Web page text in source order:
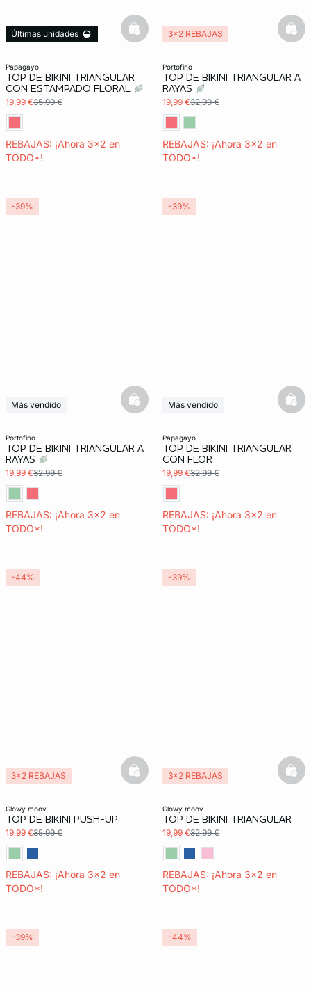
papagayo
TOP DE BIKINI TRIANGULAR
CON ESTAMPADO FLORAL
19,99 €35,99 €
REBAJAS: ¡Ahora 3x2 en
TODO*!
Últimas unidades
basketfull
portofino
TOP DE BIKINI TRIANGULAR A
RAYAS
19,99 €32,99 €
REBAJAS: ¡Ahora 3x2 en
TODO*!
3x2 REBAJAS
portofino
TOP DE BIKINI TRIANGULAR A
RAYAS
19,99 €32,99 €
REBAJAS: ¡Ahora 3x2 en
TODO*!
Más vendido
3x2 REBAJAS
Exclu Web
basketfull
-39%
papagayo
TOP DE BIKINI TRIANGULAR
CON FLOR
19,99 €32,99 €
REBAJAS: ¡Ahora 3x2 en
TODO*!
Más vendido
-39%
glowy moov
TOP DE BIKINI PUSH-UP
19,99 €35,99 €
REBAJAS: ¡Ahora 3x2 en
TODO*!
3x2 REBAJAS basketfull
-44%
glowy moov
TOP DE BIKINI TRIANGULAR
19,99 €32,99 €
REBAJAS: ¡Ahora 3x2 en
TODO*!
3x2 REBAJAS
-39%
-39% -44%